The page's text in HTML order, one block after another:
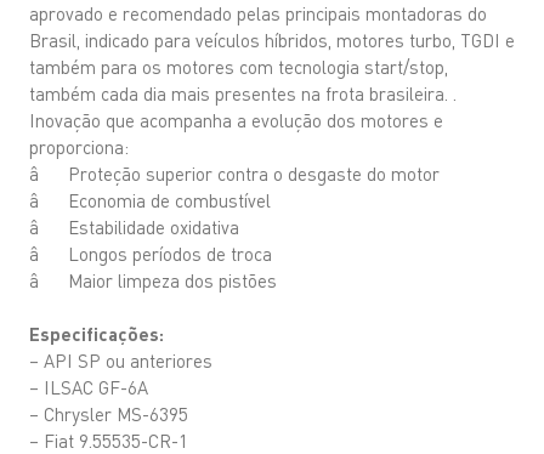
aprovado e recomendado pelas principais montadoras do
Brasil, indicado para veículos híbridos, motores turbo, TGDI e
também para os motores com tecnologia start/stop,
também cada dia mais presentes na frota brasileira. .
Inovação que acompanha a evolução dos motores e
proporciona:
â Proteção superior contra o desgaste do motor
â Economia de combustível
â Estabilidade oxidativa
â Longos períodos de troca
â Maior limpeza dos pistões
Especificações:
– API SP ou anteriores
– ILSAC GF-6A
– Chrysler MS-6395
– Fiat 9.55535-CR-1